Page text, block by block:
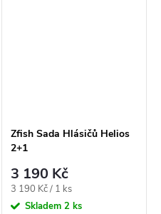
Zfish Sada Hlásičů Helios
2+1
3 190 Kč
Měrná
cena:
3 190 Kč / 1 ks
Skladem 2 ks